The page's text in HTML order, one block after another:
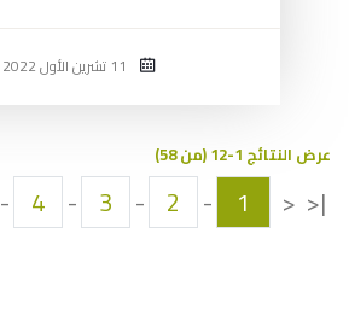
عرض النتائج 1-12 (من 58)
|<
<
1
-
2
-
3
-
4
-